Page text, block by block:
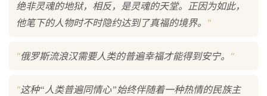
绝非灵魂的地狱，相反，是灵魂的天堂。正因为如此，
他笔下的人物时不时隐约达到了真福的境界。
"
"俄罗斯流浪汉需要人类的普遍幸福才能得到安宁。 "
"这种“人类普遍同情心”始终伴随着一种热情的民族主